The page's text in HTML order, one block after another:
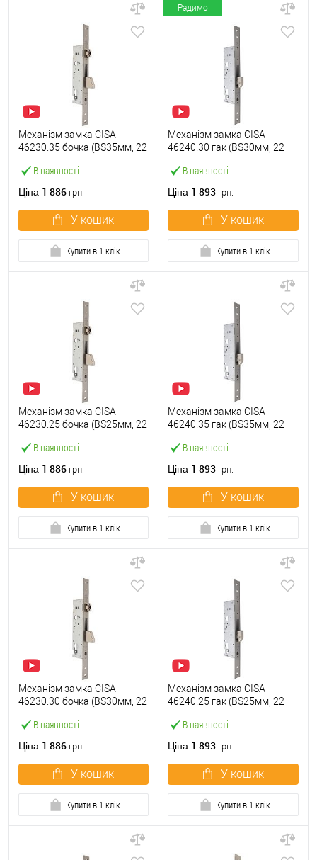
В наявності
Механізм замка CISA
46230.35 бочка (BS35мм, 22
Ціна 1 886 грн.
У кошик
Купити в 1 клік
Радимо
В наявності
Механізм замка CISA
46240.30 гак (BS30мм, 22
Ціна 1 893 грн.
У кошик
Купити в 1 клік
В наявності
Механізм замка CISA
46230.25 бочка (BS25мм, 22
Ціна 1 886 грн.
У кошик
Купити в 1 клік
В наявності
Механізм замка CISA
46240.35 гак (BS35мм, 22
Ціна 1 893 грн.
У кошик
Купити в 1 клік
В наявності
Механізм замка CISA
46230.30 бочка (BS30мм, 22
Ціна 1 886 грн.
У кошик
Купити в 1 клік
В наявності
Механізм замка CISA
46240.25 гак (BS25мм, 22
Ціна 1 893 грн.
У кошик
Купити в 1 клік